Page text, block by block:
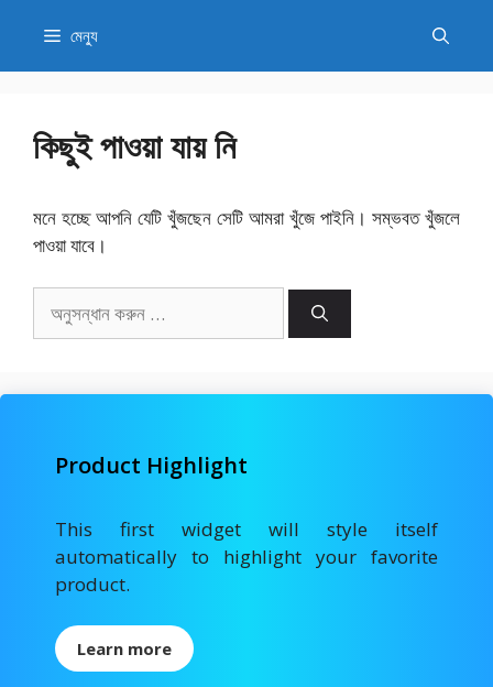
যান
মেন্যু
কিছুই পাওয়া যায় নি
মনে হচ্ছে আপনি যেটি খুঁজছেন সেটি আমরা খুঁজে পাইনি। সম্ভবত খুঁজলে
পাওয়া যাবে।
Product Highlight
This first widget will style itself
automatically to highlight your favorite
product.
Learn more